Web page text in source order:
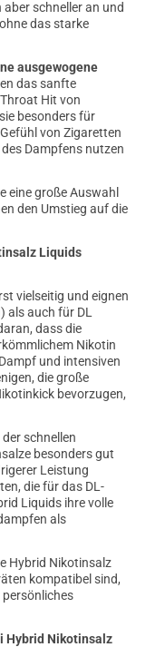
schneller an und
das starke
ausgewogene
das sanfte
Hit von
besonders für
von Zigaretten
Dampfens nutzen
eine große Auswahl
den Umstieg auf die
Liquids
vielseitig und eignen
auch für DL
dass die
Nikotin
und intensiven
die große
bevorzugen,
schnellen
besonders gut
Leistung
die für das DL-
Liquids ihre volle
als
Hybrid Nikotinsalz
kompatibel sind,
Hybrid Nikotinsalz